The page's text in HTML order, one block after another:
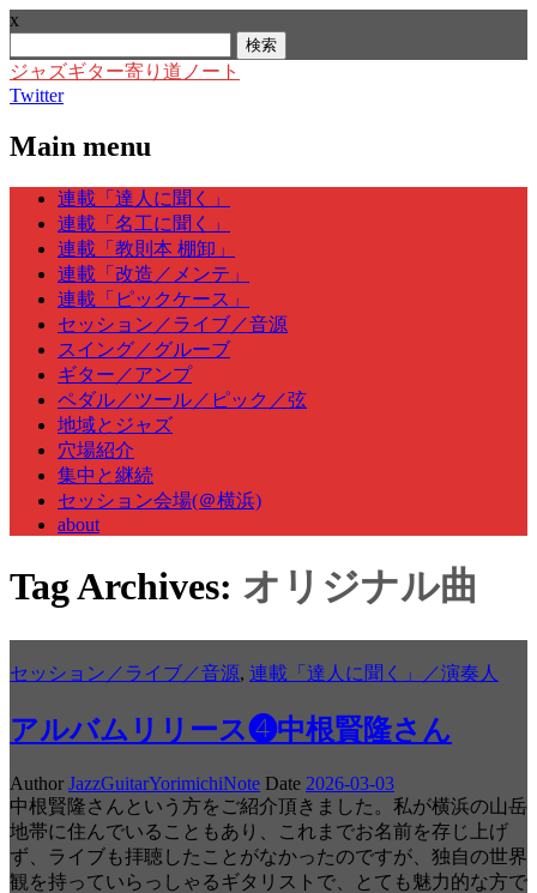
x
索:
ジャズギター寄り道ノート
Twitter
Main menu
Skip
content
連載「達人に聞く」
連載「名工に聞く」
連載「教則本 棚卸」
連載「改造／メンテ」
連載「ピックケース」
セッション／ライブ／音源
スイング／グルーブ
ギター／アンプ
ペダル／ツール／ピック／弦
地域とジャズ
穴場紹介
集中と継続
セッション会場(＠横浜)
about
Tag Archives: オリジナル曲
セッション／ライブ／音源, 連載「達人に聞く」／演奏人
アルバムリリース❹中根賢隆さん
Author JazzGuitarYorimichiNote Date 2026-03-03
中根賢隆さんという方をご紹介頂きました。私が横浜の山岳
地帯に住んでいることもあり、これまでお名前を存じ上げ
ず、ライブも拝聴したことがなかったのですが、独自の世界
観を持っていらっしゃるギタリストで、とても魅力的な方で